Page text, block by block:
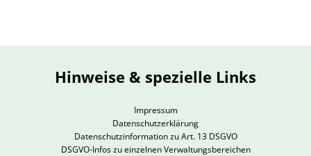
Hinweise & spezielle Links
Impressum
Datenschutzerklärung
Datenschutzinformation zu Art. 13 DSGVO
DSGVO-Infos zu einzelnen Verwaltungsbereichen